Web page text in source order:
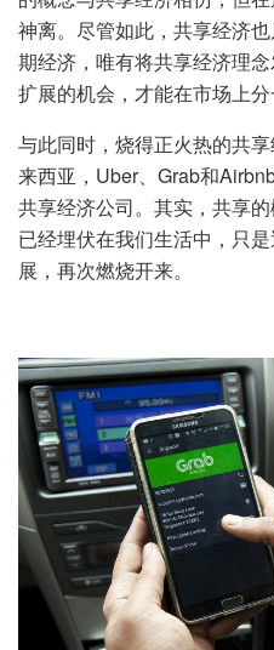
神离。尽管如此，共享经济
期经济，唯有将共享经济理
扩展的机会，才能在市场上分
与此同时，烧得正火热的共
来西亚，Uber、Grab和
共享经济公司。其实，共享
已经埋伏在我们生活中，只
展，再次燃烧开来。